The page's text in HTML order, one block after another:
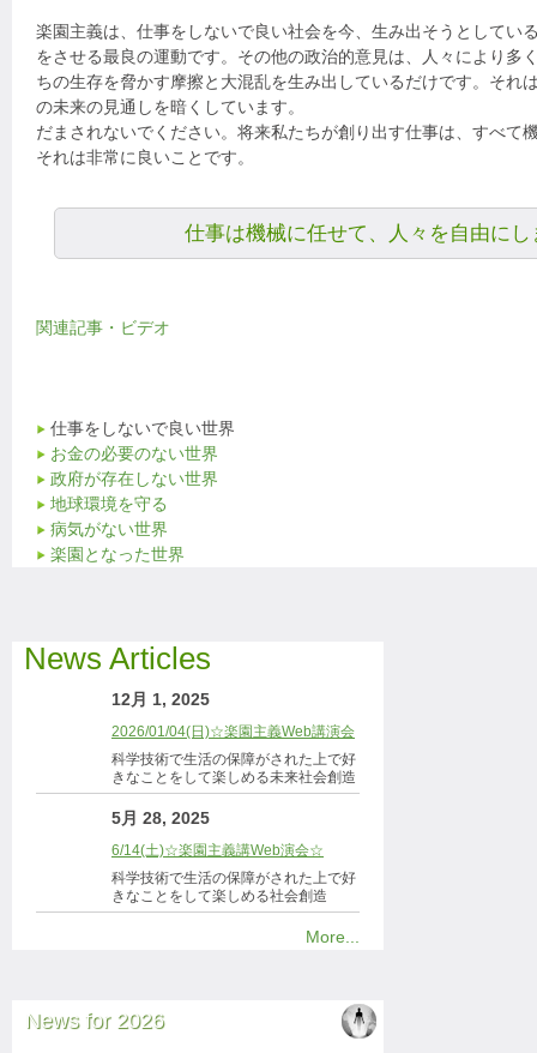
楽園主義は、仕事をしないで良い社会を今、生み出そうとしてい
をさせる最良の運動です。その他の政治的意見は、人々により多
ちの生存を脅かす摩擦と大混乱を生み出しているだけです。それ
の未来の見通しを暗くしています。
だまされないでください。将来私たちが創り出す仕事は、すべて
それは非常に良いことです。
仕事は機械に任せて、人々を自由にし
関連記事・ビデオ
仕事をしないで良い世界
お金の必要のない世界
政府が存在しない世界
地球環境を守る
病気がない世界
楽園となった世界
News Articles
12月 1, 2025
2026/01/04(日)☆楽園主義Web講演会
科学技術で生活の保障がされた上で好
きなことをして楽しめる未来社会創造
5月 28, 2025
6/14(土)☆楽園主義講Web演会☆
科学技術で生活の保障がされた上で好
きなことをして楽しめる社会創造
More...
News for 2026